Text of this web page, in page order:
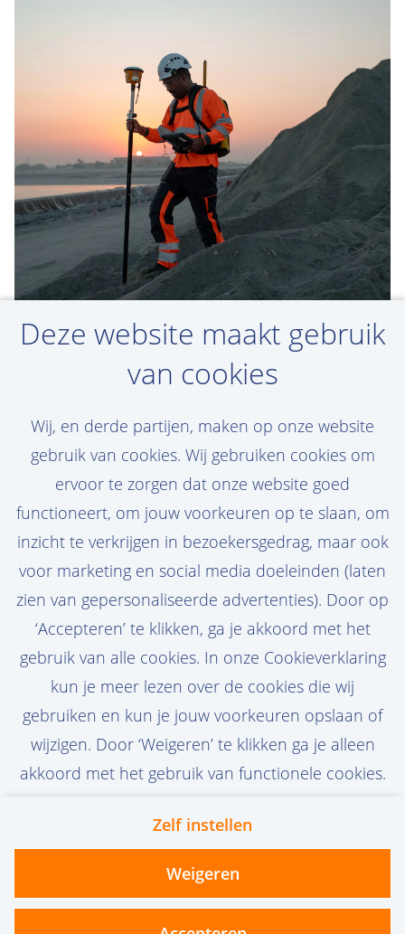
Deze website maakt gebruik
van cookies
Wij, en derde partijen, maken op onze website
gebruik van cookies. Wij gebruiken cookies om
ervoor te zorgen dat onze website goed
functioneert, om jouw voorkeuren op te slaan, om
inzicht te verkrijgen in bezoekersgedrag, maar ook
voor marketing en social media doeleinden (laten
zien van gepersonaliseerde advertenties). Door op
‘Accepteren’ te klikken, ga je akkoord met het
gebruik van alle cookies. In onze Cookieverklaring
kun je meer lezen over de cookies die wij
gebruiken en kun je jouw voorkeuren opslaan of
wijzigen. Door ‘Weigeren’ te klikken ga je alleen
akkoord met het gebruik van functionele cookies.
Zelf instellen
Weigeren
Nieuwe vacatures voor
Cost Engineer in je
inbox
Stel hier een job alert in. Zo blijf je op de
hoogte van nieuwe vacatures die bij jou
passen.
Stel job alert in
Privacy
vanoord.com